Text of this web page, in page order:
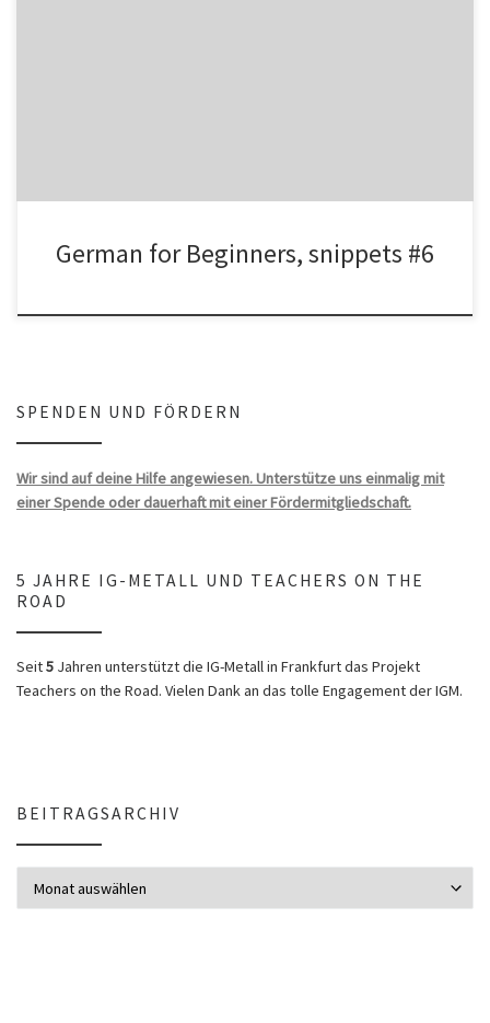
German for Beginners, snippets #6
SPENDEN UND FÖRDERN
Wir sind auf deine Hilfe angewiesen. Unterstütze uns einmalig mit
einer Spende oder dauerhaft mit einer Fördermitgliedschaft.
5 JAHRE IG-METALL UND TEACHERS ON THE
ROAD
Seit5 Jahren unterstützt die IG-Metall in Frankfurt das Projekt
Teachers on the Road. Vielen Dank an das tolle Engagement der IGM.
BEITRAGSARCHIV